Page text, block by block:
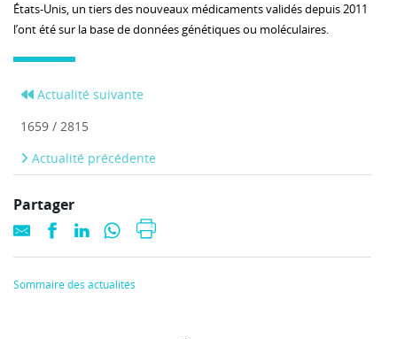
États-Unis, un tiers des nouveaux médicaments validés depuis 2011
l’ont été sur la base de données génétiques ou moléculaires.
Actualité suivante
1659 / 2815
Actualité précédente
Partager
Sommaire des actualités